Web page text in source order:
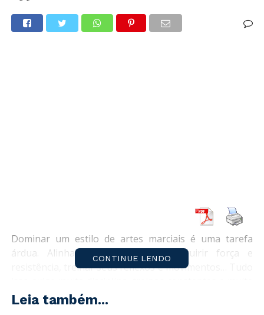
Dominar um estilo de artes marciais é uma tarefa
árdua. Alinhar corpo e mente, adquirir força e
resistência, treinar seus reflexos e movimentos… Tudo
dor e suor. E apesar de os videogames removerem as
CONTINUE LENDO
Leia também...